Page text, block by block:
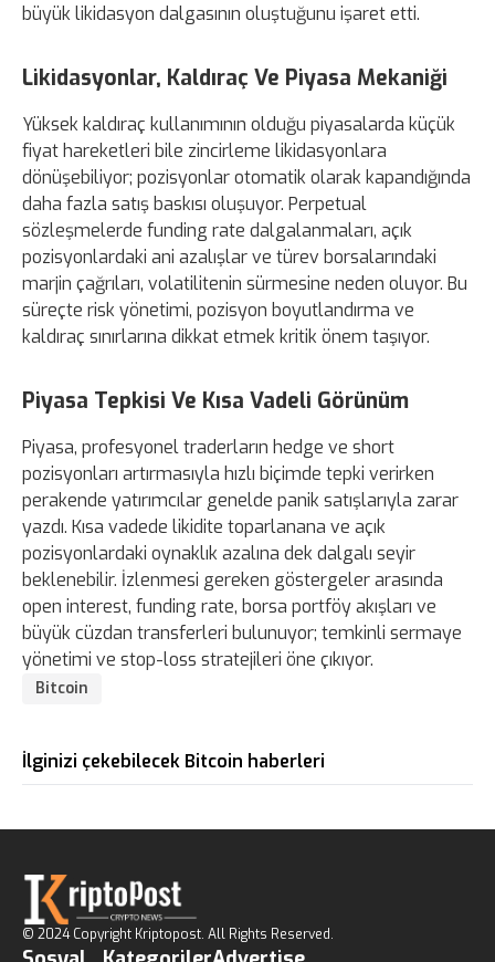
büyük likidasyon dalgasının oluştuğunu işaret etti.
Likidasyonlar, Kaldıraç Ve Piyasa Mekaniği
Yüksek kaldıraç kullanımının olduğu piyasalarda küçük
fiyat hareketleri bile zincirleme likidasyonlara
dönüşebiliyor; pozisyonlar otomatik olarak kapandığında
daha fazla satış baskısı oluşuyor. Perpetual
sözleşmelerde funding rate dalgalanmaları, açık
pozisyonlardaki ani azalışlar ve türev borsalarındaki
marjin çağrıları, volatilitenin sürmesine neden oluyor. Bu
süreçte risk yönetimi, pozisyon boyutlandırma ve
kaldıraç sınırlarına dikkat etmek kritik önem taşıyor.
Piyasa Tepkisi Ve Kısa Vadeli Görünüm
Piyasa, profesyonel traderların hedge ve short
pozisyonları artırmasıyla hızlı biçimde tepki verirken
perakende yatırımcılar genelde panik satışlarıyla zarar
yazdı. Kısa vadede likidite toparlanana ve açık
pozisyonlardaki oynaklık azalına dek dalgalı seyir
beklenebilir. İzlenmesi gereken göstergeler arasında
open interest, funding rate, borsa portföy akışları ve
büyük cüzdan transferleri bulunuyor; temkinli sermaye
yönetimi ve stop-loss stratejileri öne çıkıyor.
Bitcoin
İlginizi çekebilecek Bitcoin haberleri
© 2024 Copyright Kriptopost. All Rights Reserved.